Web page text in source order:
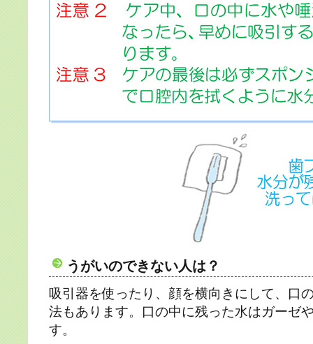
うがいのできない人は？
吸引器を使ったり、顔を横向きにして、口
法もあります。口の中に残った水はガーゼ
す。